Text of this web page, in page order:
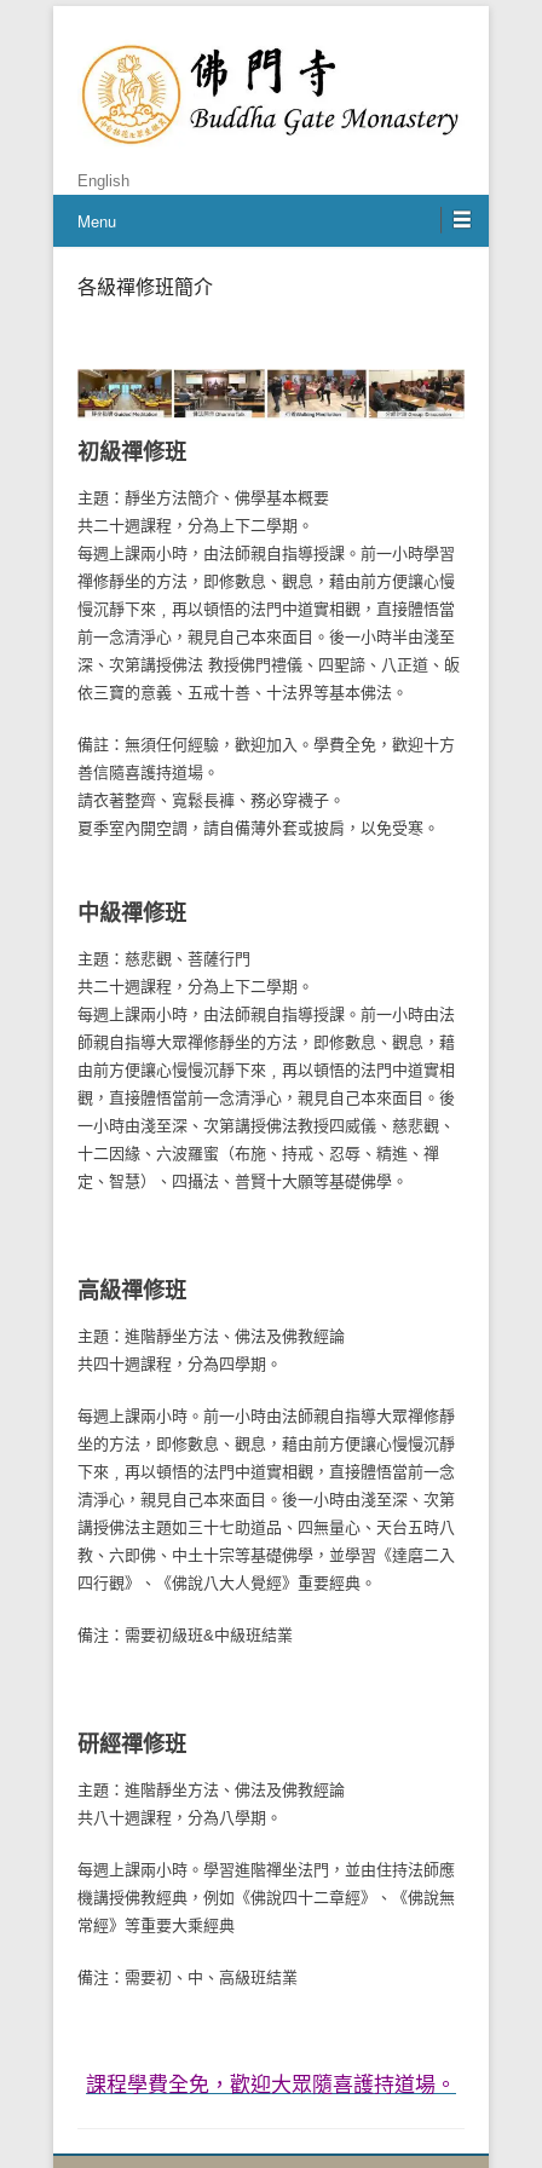
佛門寺
English
Menu
各級禪修班簡介
初級禪修班
主題：靜坐方法簡介、佛學基本概要
共二十週課程，分為上下二學期。
每週上課兩小時，由法師親自指導授課。前一小時學習
禪修靜坐的方法，即修數息、觀息，藉由前方便讓心慢
慢沉靜下來﹐再以頓悟的法門中道實相觀，直接體悟當
前一念清淨心，親見自己本來面目。後一小時半由淺至
深、次第講授佛法 教授佛門禮儀、四聖諦、八正道、皈
依三寶的意義、五戒十善、十法界等基本佛法。
備註：無須任何經驗，歡迎加入。學費全免，歡迎十方
善信隨喜護持道場。
請衣著整齊、寬鬆長褲、務必穿襪子。
夏季室內開空調，請自備薄外套或披肩，以免受寒。
中級禪修班
主題：慈悲觀、菩薩行門
共二十週課程，分為上下二學期。
每週上課兩小時，由法師親自指導授課。前一小時由法
師親自指導大眾禪修靜坐的方法，即修數息、觀息，藉
由前方便讓心慢慢沉靜下來﹐再以頓悟的法門中道實相
觀，直接體悟當前一念清淨心，親見自己本來面目。後
一小時由淺至深、次第講授佛法教授四威儀、慈悲觀、
十二因緣、六波羅蜜（布施、持戒、忍辱、精進、禪
定、智慧）、四攝法、普賢十大願等基礎佛學。
高級禪修班
主題：進階靜坐方法、佛法及佛教經論
共四十週課程，分為四學期。
每週上課兩小時。前一小時由法師親自指導大眾禪修靜
坐的方法，即修數息、觀息，藉由前方便讓心慢慢沉靜
下來﹐再以頓悟的法門中道實相觀，直接體悟當前一念
清淨心，親見自己本來面目。後一小時由淺至深、次第
講授佛法主題如三十七助道品、四無量心、天台五時八
教、六即佛、中土十宗等基礎佛學，並學習《達磨二入
四行觀》、《佛說八大人覺經》重要經典。
備注：需要初級班&中級班結業
研經禪修班
主題：進階靜坐方法、佛法及佛教經論
共八十週課程，分為八學期。
每週上課兩小時。學習進階禪坐法門，並由住持法師應
機講授佛教經典，例如《佛說四十二章經》、《佛說無
常經》等重要大乘經典
備注：需要初、中、高級班結業
課程學費全免，歡迎大眾隨喜護持道場。